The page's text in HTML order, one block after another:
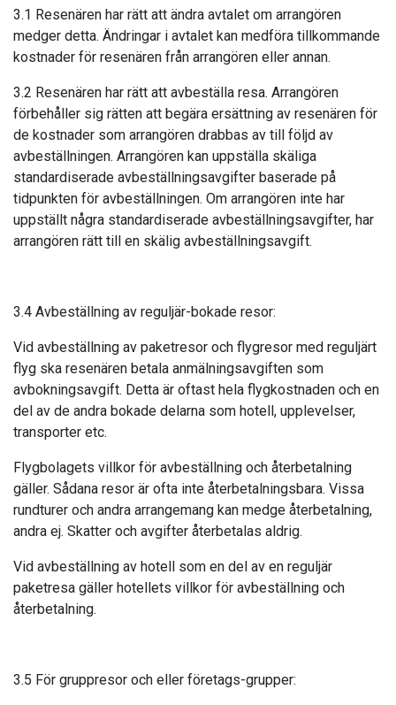
3.1 Resenären har rätt att ändra avtalet om arrangören
medger detta. Ändringar i avtalet kan medföra tillkommande
kostnader för resenären från arrangören eller annan.
3.2 Resenären har rätt att avbeställa resa. Arrangören
förbehåller sig rätten att begära ersättning av resenären för
de kostnader som arrangören drabbas av till följd av
avbeställningen. Arrangören kan uppställa skäliga
standardiserade avbeställningsavgifter baserade på
tidpunkten för avbeställningen. Om arrangören inte har
uppställt några standardiserade avbeställnings­avgifter, har
arrangören rätt till en skälig avbeställningsavgift.
3.4 Avbeställning av reguljär-bokade resor:
Vid avbeställning av paketresor och flygresor med reguljärt
flyg ska resenären betala anmälningsavgiften som
avbokningsavgift. Detta är oftast hela flygkostnaden och en
del av de andra bokade delarna som hotell, upplevelser,
transporter etc.
Flygbolagets villkor för avbeställning och återbetalning
gäller. Sådana resor är ofta inte återbetalningsbara. Vissa
rundturer och andra arrangemang kan medge återbetalning,
andra ej. Skatter och avgifter återbetalas aldrig.
Vid avbeställning av hotell som en del av en reguljär
paketresa gäller hotellets villkor för avbeställning och
återbetalning.
3.5 För gruppresor och eller företags-grupper: